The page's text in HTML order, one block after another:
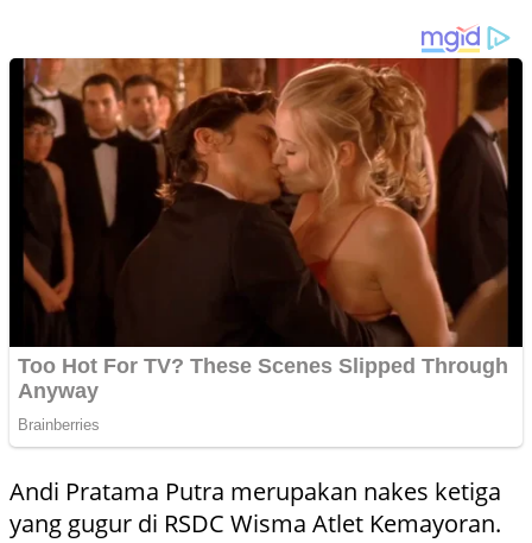
Andi Pratama Putra merupakan nakes ketiga
yang gugur di RSDC Wisma Atlet Kemayoran.